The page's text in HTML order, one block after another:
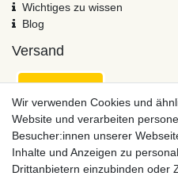
Wichtiges zu wissen
Blog
Versand
Wir verwenden Cookies und
Website und verarbeiten
Besucher:innen unserer
Inhalte und Anzeigen zu
Drittanbietern einzubinden oder